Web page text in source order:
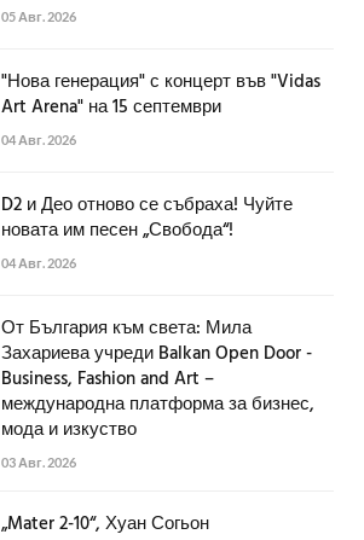
05 Авг. 2026
"Нова генерация" с концерт във "Vidas
Art Arena" на 15 септември
04 Авг. 2026
D2 и Део отново се събраха! Чуйте
новата им песен „Свобода“!
04 Авг. 2026
От България към света: Мила
Захариева учреди Balkan Open Door -
Business, Fashion and Art –
международна платформа за бизнес,
мода и изкуство
03 Авг. 2026
„Mater 2-10“, Хуан Согьон